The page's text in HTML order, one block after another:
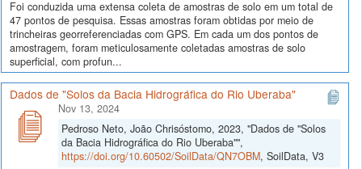
Foi conduzida uma extensa coleta de amostras de solo em um total de
47 pontos de pesquisa. Essas amostras foram obtidas por meio de
trincheiras georreferenciadas com GPS. Em cada um dos pontos de
amostragem, foram meticulosamente coletadas amostras de solo
superficial, com profun...
Dados de "Solos da Bacia Hidrográfica do Rio Uberaba"
Nov 13, 2024
Pedroso Neto, João Chrisóstomo, 2023, "Dados de "Solos
da Bacia Hidrográfica do Rio Uberaba"",
https://doi.org/10.60502/SoilData/QN7OBM, SoilData, V3